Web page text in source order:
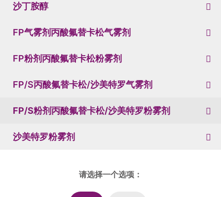
沙丁胺醇
FP气雾剂丙酸氟替卡松气雾剂
FP粉剂丙酸氟替卡松粉雾剂
FP/S丙酸氟替卡松/沙美特罗气雾剂
FP/S粉剂丙酸氟替卡松/沙美特罗粉雾剂
沙美特罗粉雾剂
请选择一个选项：